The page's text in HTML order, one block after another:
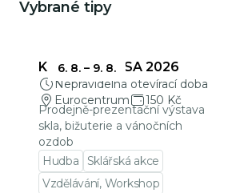
Vybrané tipy
6. 8. – 9. 8.
KŘEHKÁ KRÁSA 2026
Nepravidelná otevírací doba
Eurocentrum
150 Kč
Prodejně-prezentační výstava
skla, bižuterie a vánočních
ozdob
Hudba
Sklářská akce
Vzdělávání, Workshop